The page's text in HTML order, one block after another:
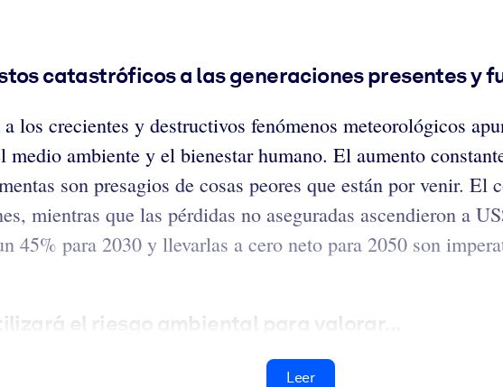
catastróficos a las generaciones presentes y
los crecientes y destructivos fenómenos meteorológicos
ambiente y el bienestar humano. El aumento
son presagios de cosas peores que están por venir. El
mientras que las pérdidas no aseguradas ascendieron a
45% para 2030 y llevarlas a cero neto para 2050 son
el riesgo ambiental para valorar...
Leer